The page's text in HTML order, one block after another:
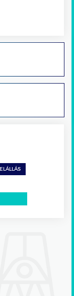
ELÁLLÁS